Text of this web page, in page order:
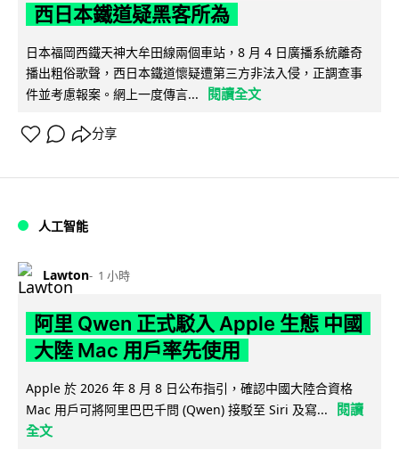
西日本鐵道疑黑客所為
日本福岡西鐵天神大牟田線兩個車站，8 月 4 日廣播系統離奇
播出粗俗歌聲，西日本鐵道懷疑遭第三方非法入侵，正調查事
件並考慮報案。網上一度傳言...
閱讀全文
分享
人工智能
Lawton 1 小時
阿里 Qwen 正式駁入 Apple 生態 中國
大陸 Mac 用戶率先使用
Apple 於 2026 年 8 月 8 日公布指引，確認中國大陸合資格
Mac 用戶可將阿里巴巴千問 (Qwen) 接駁至 Siri 及寫...
閱讀
全文